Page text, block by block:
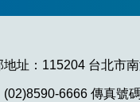
地址：115204 台北市
(02)8590-6666 傳真號